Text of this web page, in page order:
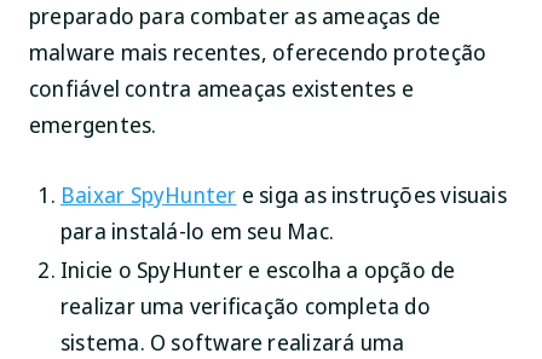
preparado para combater as ameaças de
malware mais recentes, oferecendo proteção
confiável contra ameaças existentes e
emergentes.
Baixar SpyHunter e siga as instruções visuais
para instalá-lo em seu Mac.
Inicie o SpyHunter e escolha a opção de
realizar uma verificação completa do
sistema. O software realizará uma